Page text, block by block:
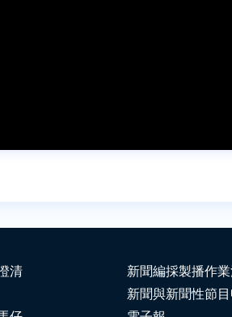
清
新聞編採製播作
新聞與新聞性節